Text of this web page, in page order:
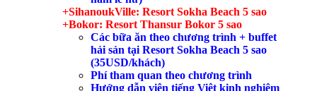
+SihanoukVille: Resort Sokha Beach 5 sao
+Bokor: Resort Thansur Bokor 5 sao
Các bữa ăn theo chương trình + buffet
hải sản tại Resort Sokha Beach 5 sao
(35USD/khách)
Phí tham quan theo chương trình
Hướng dẫn viên tiếng Việt kinh nghiệm